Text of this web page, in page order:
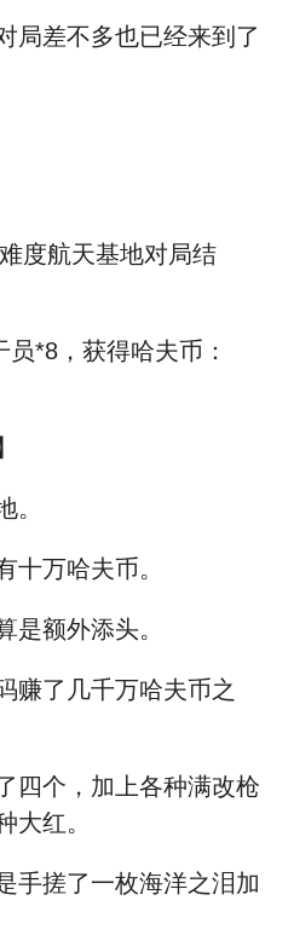
局差不多也已经来到了
度航天基地对局结
员*8，获得哈夫币：
。
十万哈夫币。
是额外添头。
赚了几千万哈夫币之
四个，加上各种满改枪
大红。
手搓了一枚海洋之泪加